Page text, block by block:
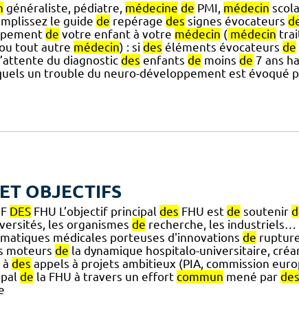
généraliste, pédiatre, médecine de PMI, médecin
le guide de repérage des signes évocateurs
de votre enfant à votre médecin ( médecin
tout autre médecin) : si des éléments évocateurs de
du diagnostic des enfants de moins de 7 ans
un trouble du neuro-développement est évoqué
OBJECTIFS
DESFHU L’objectif principal des FHU est de soutenir
les organismes de recherche, les industriels…
médicales porteuses d'innovations de
moteurs de la dynamique hospitalo-universitaire,
des appels à projets ambitieux (PIA, commission
de la FHU à travers un effort commun mené par des